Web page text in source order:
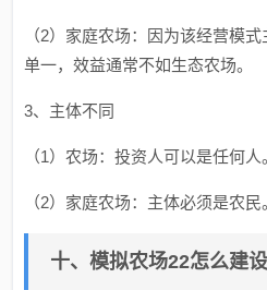
（2）家庭农场：因为该经营模
单一，效益通常不如生态农场。
3、主体不同
（1）农场：投资人可以是任何人
（2）家庭农场：主体必须是农民
十、模拟农场22怎么建设